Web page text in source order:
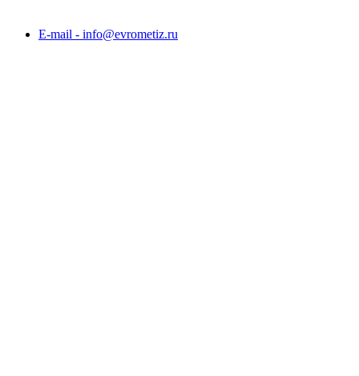
E-mail - info@evrometiz.ru